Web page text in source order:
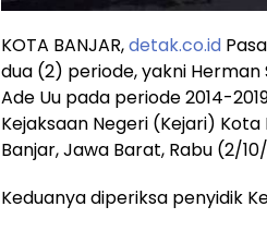
KOTA BANJAR,detak.co.id
dua (2) periode, yakni
Ade Uu pada periode 2014-
Kejaksaan Negeri (Kejari)
Banjar, Jawa Barat, Rabu (2/
Keduanya diperiksa penyidik